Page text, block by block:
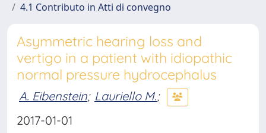
4.1 Contributo in Atti di convegno
Asymmetric hearing loss and
vertigo in a patient with idiopathic
normal pressure hydrocephalus
A. Eibenstein; Lauriello M.;
2017-01-01